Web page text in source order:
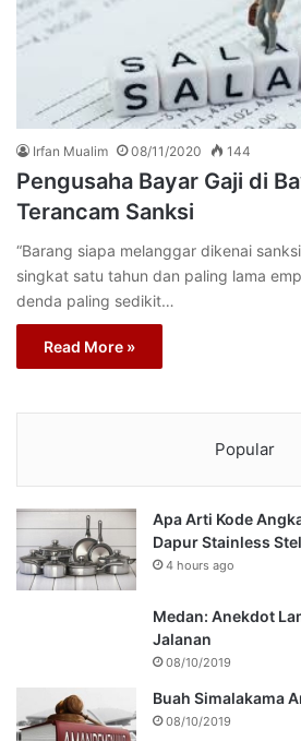
Irfan Mualim 08/11/2020 144
Pengusaha Bayar Gaji di
Terancam Sanksi
“Barang siapa melanggar dikenai
singkat satu tahun dan paling lama
denda paling sedikit…
Read More »
Popular
Apa Arti Kode
Dapur Stainless
4 hours ago
Medan: Anekdot
Jalanan
08/10/2019
Buah Simalakama
08/10/2019